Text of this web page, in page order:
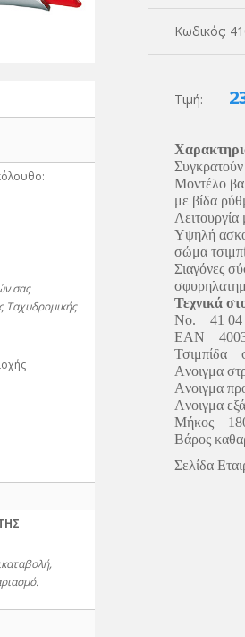
Κωδικός:
Τιμή:
Συγκρατούν
Μοντέλο
με βίδα
Λειτουργία
Υψηλή
σώμα
Σιαγόνες
Τεχνικά
No. 41 04
EAN
Τσιμπίδα
Aνοιγμα
Aνοιγμα
Aνοιγμα
Μήκος
Βάρος
Σελίδα
σας
Ταχυδρομικής